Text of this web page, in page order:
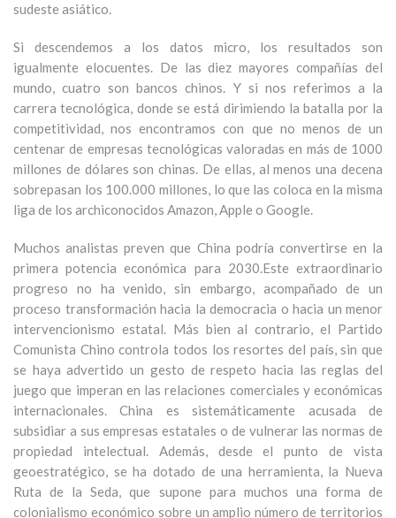
sudeste asiático.
Si descendemos a los datos micro, los resultados son
igualmente elocuentes. De las diez mayores compañías del
mundo, cuatro son bancos chinos. Y si nos referimos a la
carrera tecnológica, donde se está dirimiendo la batalla por la
competitividad, nos encontramos con que no menos de un
centenar de empresas tecnológicas valoradas en más de 1000
millones de dólares son chinas. De ellas, al menos una decena
sobrepasan los 100.000 millones, lo que las coloca en la misma
liga de los archiconocidos Amazon, Apple o Google.
Muchos analistas preven que China podría convertirse en la
primera potencia económica para 2030.Este extraordinario
progreso no ha venido, sin embargo, acompañado de un
proceso transformación hacia la democracia o hacia un menor
intervencionismo estatal. Más bien al contrario, el Partido
Comunista Chino controla todos los resortes del país, sin que
se haya advertido un gesto de respeto hacia las reglas del
juego que imperan en las relaciones comerciales y económicas
internacionales. China es sistemáticamente acusada de
subsidiar a sus empresas estatales o de vulnerar las normas de
propiedad intelectual. Además, desde el punto de vista
geoestratégico, se ha dotado de una herramienta, la Nueva
Ruta de la Seda, que supone para muchos una forma de
colonialismo económico sobre un amplio número de territorios